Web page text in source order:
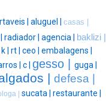
| aluguel | casas |
radiador | agencia |
baklizi |
k | rt | ceo | embalagens |
| c | gesso | guga |
| defesa |
| sucata | restaurante |